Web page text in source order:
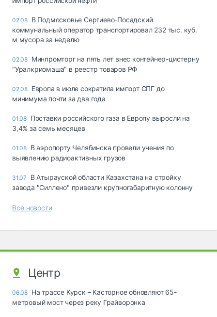
02.08 В Подмосковье Сергиево-Посадский
коммунальный оператор транспортировал 232 тыс. куб.
м мусора за неделю
02.08 Минпромторг на пять лет внес контейнер-цистерну
"Уралкриомаша" в реестр товаров РФ
02.08 Европа в июле сократила импорт СПГ до
минимума почти за два года
01.08 Поставки российского газа в Европу выросли на
3,4% за семь месяцев
01.08 В аэропорту Челябинска провели учения по
выявлению радиоактивных грузов
31.07
В Атырауской области Казахстана на стройку
завода "Силлено" привезли крупногабаритную колонну
Все новости
Центр
06.08 На трассе Курск – Касторное обновляют 65-
метровый мост через реку Грайворонка